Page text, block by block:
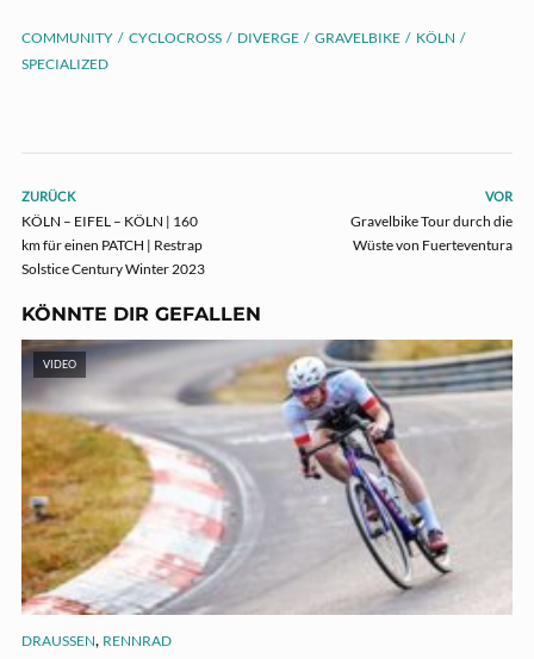
COMMUNITY CYCLOCROSS DIVERGE GRAVELBIKE
KÖLN
SPECIALIZED
ZURÜCK
KÖLN – EIFEL – KÖLN | 160
km für einen PATCH | Restrap
Solstice Century Winter 2023
VOR
Gravelbike Tour durch die
Wüste von Fuerteventura
KÖNNTE DIR GEFALLEN
VIDEO
DRAUSSEN, RENNRAD